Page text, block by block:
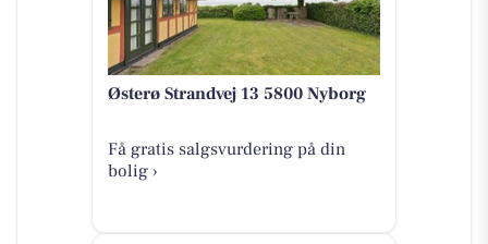
Østerø Strandvej 13 5800 Nyborg
Få gratis salgsvurdering på din
bolig ›